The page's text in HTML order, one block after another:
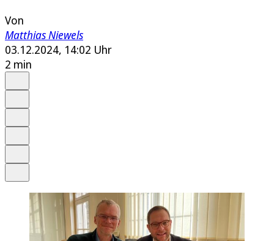
Von
Matthias Niewels
03.12.2024, 14:02 Uhr
2 min